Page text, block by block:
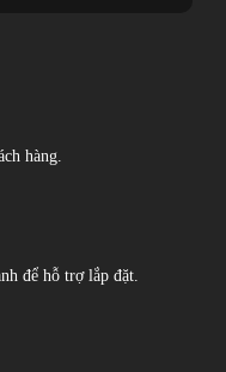
hàng.
để hỗ trợ lắp đặt.